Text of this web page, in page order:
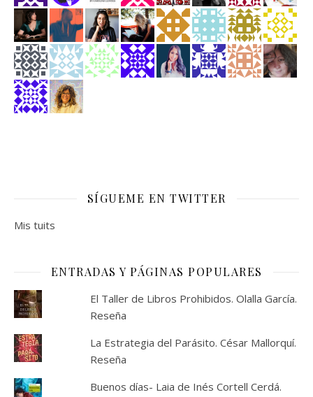
SÍGUEME EN TWITTER
Mis tuits
ENTRADAS Y PÁGINAS POPULARES
El Taller de Libros Prohibidos. Olalla García.
Reseña
La Estrategia del Parásito. César Mallorquí.
Reseña
Buenos días- Laia de Inés Cortell Cerdá.